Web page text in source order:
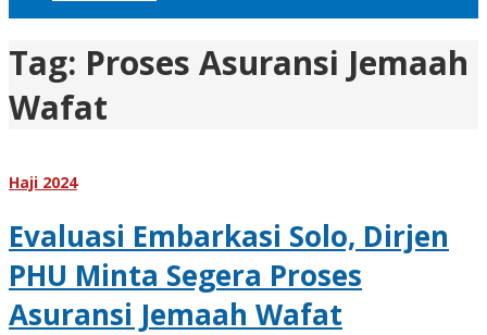
Tag: Proses Asuransi Jemaah
Wafat
Haji 2024
Evaluasi Embarkasi Solo, Dirjen
PHU Minta Segera Proses
Asuransi Jemaah Wafat